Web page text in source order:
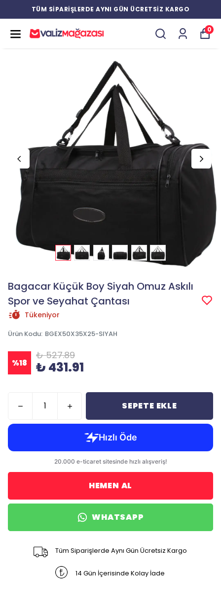
TÜM SİPARİŞLERDE AYNI GÜN ÜCRETSİZ KARGO
0
Bagacar Küçük Boy Siyah Omuz Askılı
Spor ve Seyahat Çantası
Tükeniyor
Ürün Kodu: BGEX50X35X25-SIYAH
%18
₺ 527.89
₺ 431.91
SEPETE EKLE
HEMEN AL
WHATSAPP
Tüm Siparişlerde Aynı Gün Ücretsiz Kargo
14 Gün İçerisinde Kolay İade